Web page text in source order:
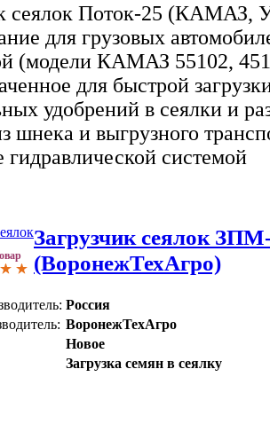
сеялок Поток-25 (КАМАЗ,
для грузовых
(модели КАМАЗ 55102,
для быстрой
удобрений в сеялки и
шнека и выгрузного
гидравлической системой
Загрузчик сеялок
(ВоронежТехАгро)
Россия
ВоронежТехАгро
Новое
Загрузка семян в сеялку